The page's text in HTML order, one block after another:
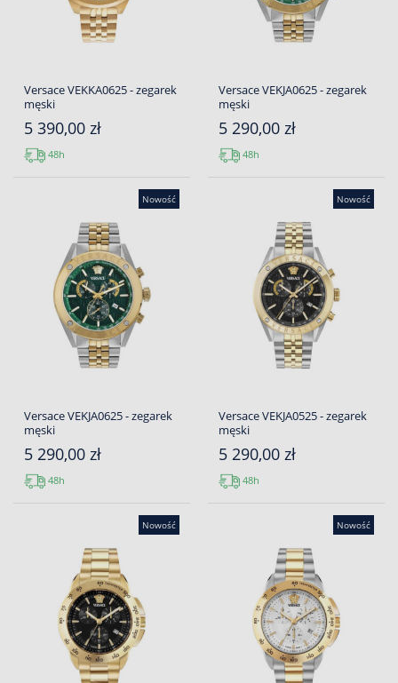
Versace VEKKA0625 - zegarek
męski
5 390,00 zł
48h
Versace VEKJA0625 - zegarek
męski
5 290,00 zł
48h
Nowość
Versace VEKJA0625 - zegarek
męski
5 290,00 zł
48h
Nowość
Versace VEKJA0525 - zegarek
męski
5 290,00 zł
48h
Nowość Nowość